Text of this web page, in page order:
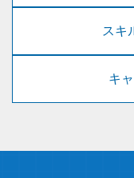
スキ
キ